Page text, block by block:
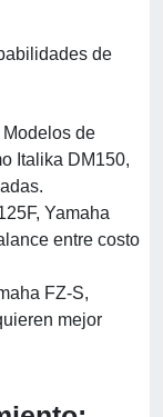
de
Modelos de
Italika DM150,
Yamaha
entre costo
FZ-S,
mejor